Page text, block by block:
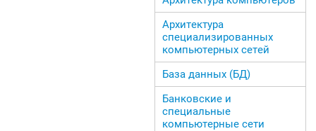
Архитектура
специализированных
компьютерных сетей
База данных (БД)
Банковские и
специальные
компьютерные сети